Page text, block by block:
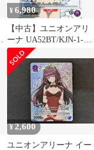
¥6,980
【中古】ユニオンアリ
ーナ UA52BT/KJN-1-
073[R★]：(キラ)ベータ
¥2,600
ユニオンアリーナ イー